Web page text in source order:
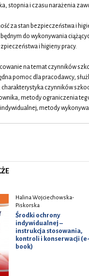
stopnia i czasu narażenia
za stan bezpieczeństwa i
do wykonywania
i higieny pracy.
na temat czynników
pomoc dla pracodawcy,
czynników
metody ograniczenia
metody
Halina Wojciechowska-
Piskorska
Środki ochrony
indywidualnej –
instrukcja stosowania,
kontroli i konserwacji (e-
book)